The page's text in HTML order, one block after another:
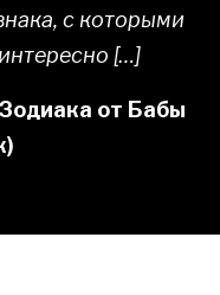
с которыми
[…]
от Бабы